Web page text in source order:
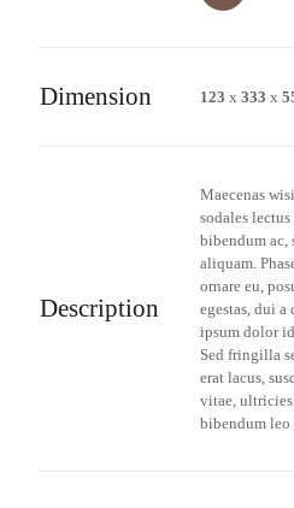
Dimension 123 x 333 x
Description
Maecenas
sodales
bibendum ac,
aliquam.
ornare eu,
egestas, dui
ipsum dolor
Sed fringilla
erat lacus,
vitae, ultricies
bibendum leo